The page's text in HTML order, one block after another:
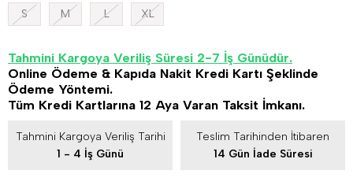
S M L XL
Tahmini Kargoya Veriliş Süresi 2-7 İş Günüdür.
Online Ödeme & Kapıda Nakit Kredi Kartı Şeklinde
Ödeme Yöntemi.
Tüm Kredi Kartlarına 12 Aya Varan Taksit İmkanı.
Tahmini Kargoya Veriliş Tarihi
1 - 4 İş Günü
Teslim Tarihinden İtibaren
14 Gün İade Süresi